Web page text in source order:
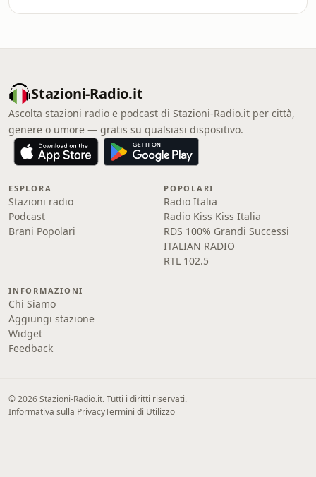
Stazioni-Radio.it
Ascolta stazioni radio e podcast di Stazioni-Radio.it per città,
genere o umore — gratis su qualsiasi dispositivo.
ESPLORA
Stazioni radio
Podcast
Brani Popolari
POPOLARI
Radio Italia
Radio Kiss Kiss Italia
RDS 100% Grandi Successi
ITALIAN RADIO
RTL 102.5
INFORMAZIONI
Chi Siamo
Aggiungi stazione
Widget
Feedback
© 2026 Stazioni-Radio.it. Tutti i diritti riservati.
Informativa sulla PrivacyTermini di Utilizzo